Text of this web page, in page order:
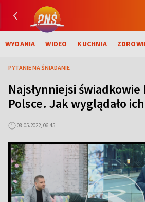
WYDANIA WIDEO KUCHNIA
PYTANIE NA ŚNIADANIE
Najsłynniejsi
Polsce. Jak wyglądało
08.05.2022, 06:45